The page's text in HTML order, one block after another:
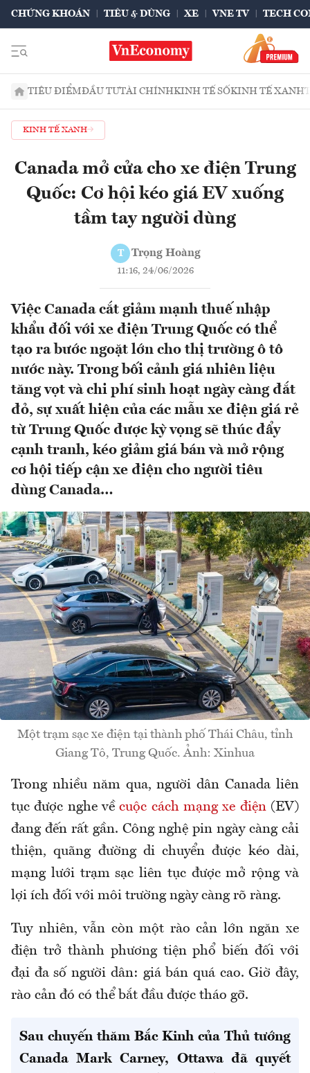
CHỨNG KHOÁN TIÊU & DÙNG XE VNE TV TECH
TIÊU ĐIỂMĐẦU TƯTÀI CHÍNHKINH TẾ SỐKINH TẾ XANH
KINH TẾ XANH
Canada mở cửa cho xe điện Trung
Quốc: Cơ hội kéo giá EV xuống
tầm tay người dùng
T Trọng Hoàng
11:16, 24/06/2026
Việc Canada cắt giảm mạnh thuế nhập
khẩu đối với xe điện Trung Quốc có thể
tạo ra bước ngoặt lớn cho thị trường ô tô
nước này. Trong bối cảnh giá nhiên liệu
tăng vọt và chi phí sinh hoạt ngày càng đắt
đỏ, sự xuất hiện của các mẫu xe điện giá rẻ
từ Trung Quốc được kỳ vọng sẽ thúc đẩy
cạnh tranh, kéo giảm giá bán và mở rộng
cơ hội tiếp cận xe điện cho người tiêu
dùng Canada…
Một trạm sạc xe điện tại thành phố Thái Châu, tỉnh
Giang Tô, Trung Quốc. Ảnh: Xinhua
Trong nhiều năm qua, người dân Canada liên
tục được nghe vềcuộc cách mạng xe điện(EV)
đang đến rất gần. Công nghệ pin ngày càng cải
thiện, quãng đường di chuyển được kéo dài,
mạng lưới trạm sạc liên tục được mở rộng và
lợi ích đối với môi trường ngày càng rõ ràng.
Tuy nhiên, vẫn còn một rào cản lớn ngăn xe
điện trở thành phương tiện phổ biến đối với
đại đa số người dân: giá bán quá cao. Giờ đây,
rào cản đó có thể bắt đầu được tháo gỡ.
Sau chuyến thăm Bắc Kinh của Thủ tướng
Canada Mark Carney, Ottawa đã quyết